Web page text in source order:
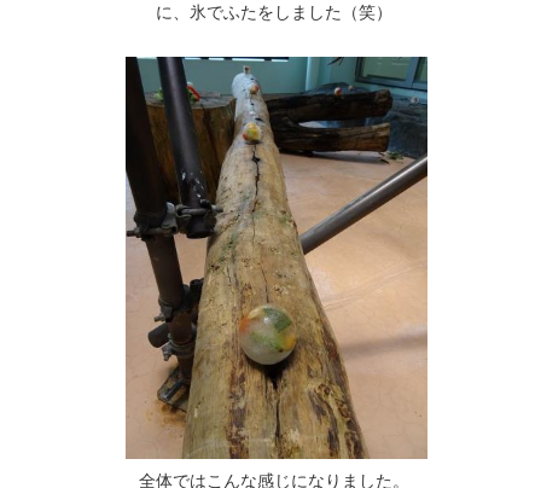
に、氷でふたをしました（笑）
全体ではこんな感じになりました。